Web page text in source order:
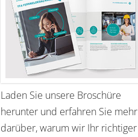
Laden Sie unsere Broschüre
herunter und erfahren Sie mehr
darüber, warum wir Ihr richtiger